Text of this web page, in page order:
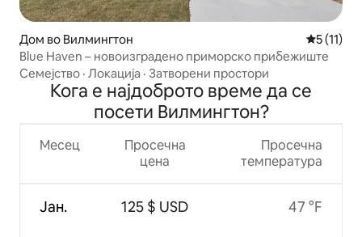
Дом во Вилмингтон
5 (11)
Blue Haven – новоизградено приморско прибежиште
Семејство · Локација · Затворени простори
Кога е најдоброто време да се
посети Вилмингтон?
Месец
Јан.
Просечна
цена
125 $ USD
Просечна
температура
47 °F